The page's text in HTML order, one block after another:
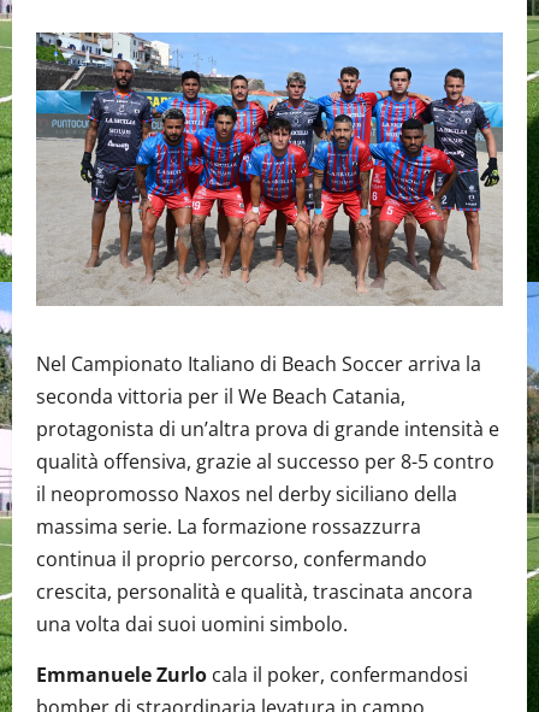
Nel Campionato Italiano di Beach Soccer arriva la
seconda vittoria per il We Beach Catania,
protagonista di un’altra prova di grande intensità e
qualità offensiva, grazie al successo per 8-5 contro
il neopromosso Naxos nel derby siciliano della
massima serie. La formazione rossazzurra
continua il proprio percorso, confermando
crescita, personalità e qualità, trascinata ancora
una volta dai suoi uomini simbolo.
Emmanuele Zurlo cala il poker, confermandosi